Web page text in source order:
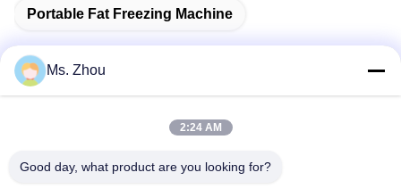
Portable Fat Freezing Machine
ঠিকানা
Ms. Zhou
2:24 AM
Good day, what product are you looking for?